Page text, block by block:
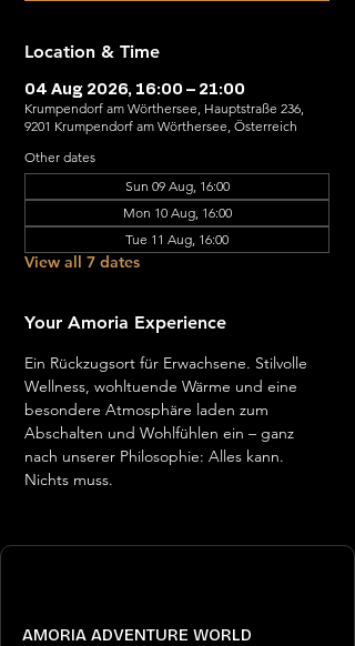
Location & Time
04 Aug 2026, 16:00 – 21:00
Krumpendorf am Wörthersee, Hauptstraße 236,
9201 Krumpendorf am Wörthersee, Österreich
Other dates
Sun 09 Aug, 16:00
Mon 10 Aug, 16:00
Tue 11 Aug, 16:00
View all 7 dates
Your Amoria Experience
Ein Rückzugsort für Erwachsene. Stilvolle
Wellness, wohltuende Wärme und eine
besondere Atmosphäre laden zum
Abschalten und Wohlfühlen ein – ganz
nach unserer Philosophie: Alles kann.
Nichts muss.
AMORIA ADVENTURE WORLD